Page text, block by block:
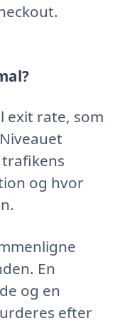
exit rate, som
og hvor
En
og en
efter